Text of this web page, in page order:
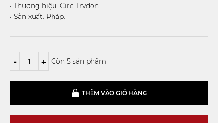
• Thương hiệu: Cire Trvdon.
• Sản xuất: Pháp.
- + Còn 5 sản phẩm
THÊM VÀO GIỎ HÀNG